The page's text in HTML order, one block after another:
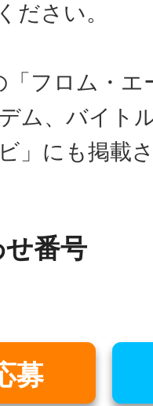
ださい。
「フロム・
ム、バイト
」にも掲載
番号
募